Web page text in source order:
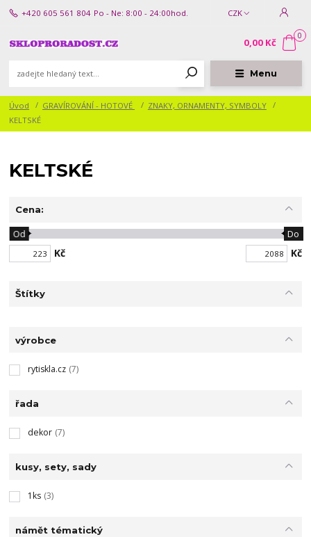
Menu
CZK
+420 605 561 804 Po - Ne: 8:00 - 24:00hod.
0
0,00 Kč
Úvod GRAVÍROVÁNÍ - HOTOVÉ
ZNAKY, ORNAMENTY, SYMBOLY
KELTSKÉ
KELTSKÉ
Cena:
Kč
Od Do
Kč
Štítky
výrobce
rytiskla.cz (7)
řada
dekor (7)
kusy, sety, sady
1ks (3)
námět tématický